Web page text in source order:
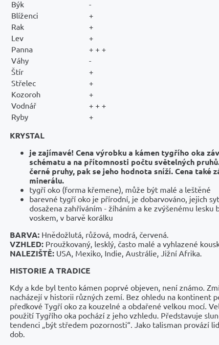
Býk
-
Blíženci
+
Rak
+
Lev
+
Panna
+ + +
Váhy
-
Štír
+
Střelec
+
Kozoroh
+
Vodnář
+ + +
Ryby
+
KRYSTAL
je zajímavé! Cena výrobku a kámen tygřího oka
schématu a na přítomnosti počtu světelných
černé pruhy, pak se jeho hodnota sníží. Cena také
minerálu.
tygří oko (forma křemene), může být malé a leštěné
barevné tygří oko je přírodní, je dobarvováno, jejich
dosažena zahříváním - žíháním a ke zvýšenému lesku
voskem, v barvě korálku
BARVA: Hnědožlutá, růžová, modrá, červená.
VZHLED: Proužkovaný, lesklý, často malé a vyhlazené
NALEZIŠTĚ: USA, Mexiko, Indie, Austrálie, Jižní Afrika.
HISTORIE A TRADICE
Kdy a kde byl tento kámen poprvé objeven, není známo.
nacházejí v historii různých zemí. Bez ohledu na kontinent
předkové Tygří oko za kouzelné a obdařené velkou mocí.
použití Tygřího oka pochází z jeho vzhledu. Představuje
tendenci „být středem pozornosti“. Jako talisman provází
dob.